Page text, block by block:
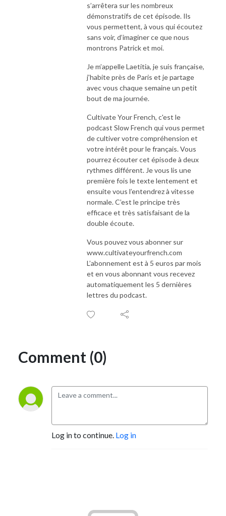
s’arrêtera sur les nombreux
démonstratifs de cet épisode. Ils
vous permettent, à vous qui écoutez
sans voir, d’imaginer ce que nous
montrons Patrick et moi.
Je m’appelle Laetitia, je suis française,
j’habite près de Paris et je partage
avec vous chaque semaine un petit
bout de ma journée.
Cultivate Your French, c'est le
podcast Slow French qui vous permet
de cultiver votre compréhension et
votre intérêt pour le français. Vous
pourrez écouter cet épisode à deux
rythmes différent. Je vous lis une
première fois le texte lentement et
ensuite vous l’entendrez à vitesse
normale. C’est le principe très
efficace et très satisfaisant de la
double écoute.
Vous pouvez vous abonner sur
www.cultivateyourfrench.com
L’abonnement est à 5 euros par mois
et en vous abonnant vous recevez
automatiquement les 5 dernières
lettres du podcast.
Comment (0)
Log in to continue. Log in